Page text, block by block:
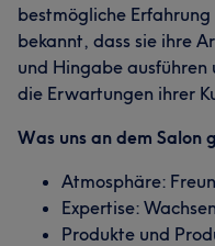
bestmögliche
bekannt, dass sie ihre
und Hingabe
die Erwartungen ihrer
Was uns an dem Salon
Atmosphäre:
Expertise: Wachsen
Produkte und